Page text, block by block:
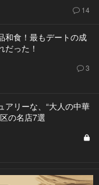
14
和食！最もデートの成
だった！
3
アリーな、“大人の中華
の名店7選